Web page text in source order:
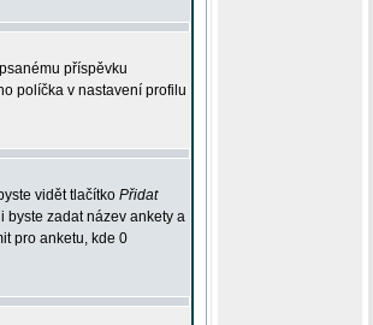
příspěvku
políčka v nastavení profilu
vidět tlačítko Přidat
byste zadat název ankety a
pro anketu, kde 0